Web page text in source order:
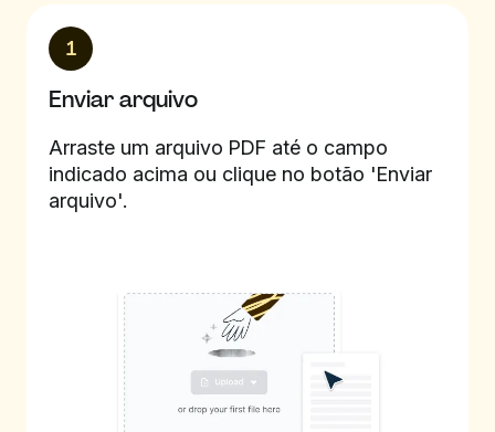
1
Enviar arquivo
Arraste um arquivo PDF até o campo
indicado acima ou clique no botão 'Enviar
arquivo'.